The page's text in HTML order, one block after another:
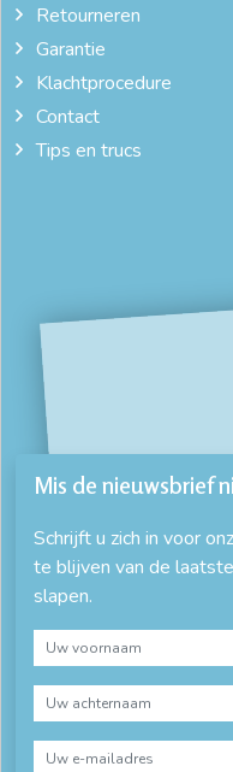
Retourneren
Garantie
Klachtprocedure
Contact
Tips en trucs
Mis de nieuwsbrief
Schrijft u zich in voor
te blijven van de
slapen.